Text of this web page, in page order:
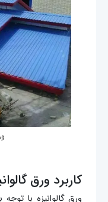
کاربرد ورق
ورق گالوانیزه با